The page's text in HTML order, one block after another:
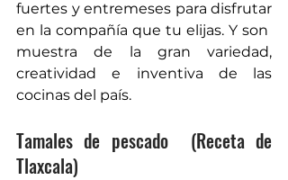
fuertes y entremeses para disfrutar
en la compañía que tu elijas. Y son
muestra de la gran variedad,
creatividad e inventiva de las
cocinas del país.
Tamales de pescado  (Receta de
Tlaxcala)